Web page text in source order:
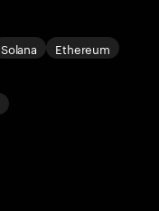
Ethereum
Solana